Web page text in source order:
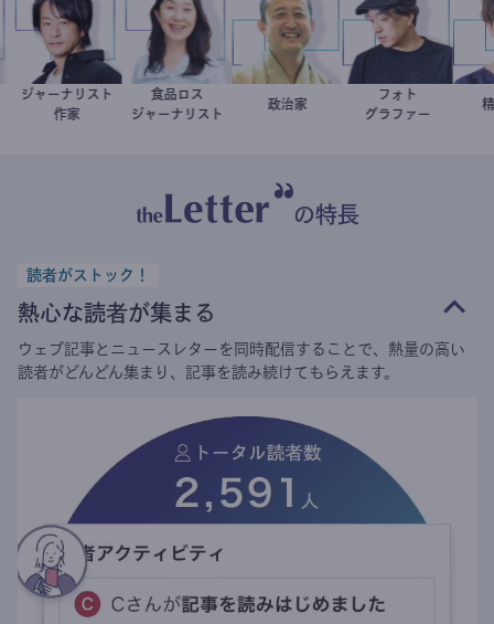
鈴木エイト
ジャーナリスト
作家
井出留美
食品ロス
ジャーナリスト
小坂英二
政治家 別所隆弘
フォト
グラファー
の特長
読者がストック！
熱心な読者が集まる
ウェブ記事とニュースレターを同時配信することで、熱量の高い
読者がどんどん集まり、記事を読み続けてもらえます。